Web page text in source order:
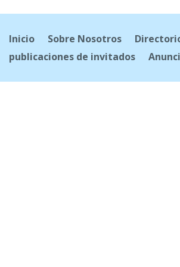
Inicio Sobre Nosotros
publicaciones de invitados